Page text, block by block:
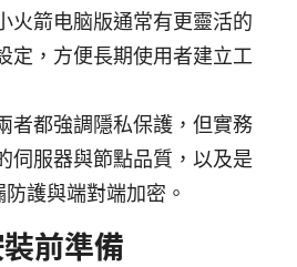
火箭电脑版通常有更靈活的
定，方便長期使用者建立工
者都強調隱私保護，但實務
伺服器與節點品質，以及是
護與端對端加密。
前準備